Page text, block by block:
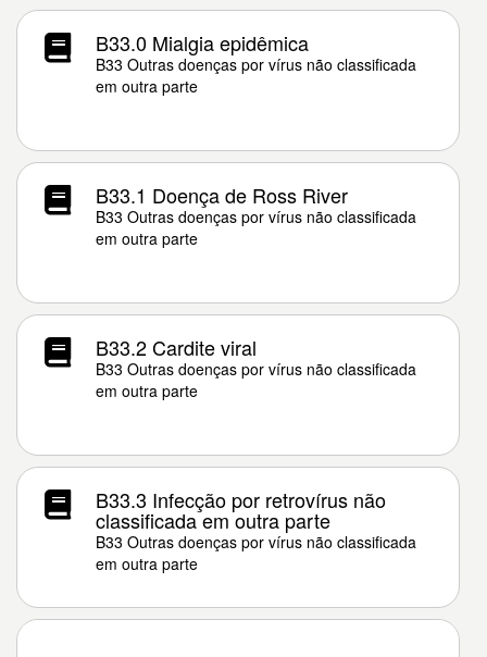
B33.0 Mialgia epidêmica
B33 Outras doenças por vírus não classificada
em outra parte
B33.1 Doença de Ross River
B33 Outras doenças por vírus não classificada
em outra parte
B33.2 Cardite viral
B33 Outras doenças por vírus não classificada
em outra parte
B33.3 Infecção por retrovírus não
classificada em outra parte
B33 Outras doenças por vírus não classificada
em outra parte